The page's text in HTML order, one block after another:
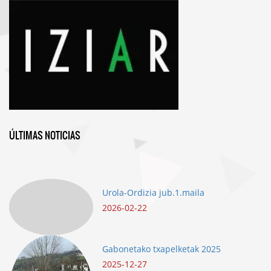
ÚLTIMAS NOTICIAS
Urola-Ordizia jub.1.maila
2026-02-22
Gabonetako txapelketak 2025
2025-12-27